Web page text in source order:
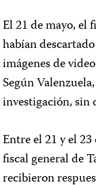
El 21 de mayo, el
habían
imágenes de
Según
investigación, sin
Entre el 21 y el
fiscal general de
recibieron